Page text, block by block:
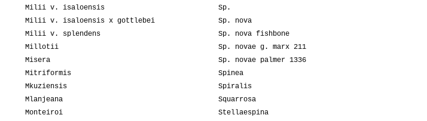
Milii v. isaloensis
Milii v. isaloensis x gottlebei
Milii v. splendens
Millotii
Misera
Mitriformis
Mkuziensis
Mlanjeana
Monteiroi
Sp.
Sp. nova
Sp. nova fishbone
Sp. novae g. marx 211
Sp. novae palmer 1336
Spinea
Spiralis
Squarrosa
Stellaespina